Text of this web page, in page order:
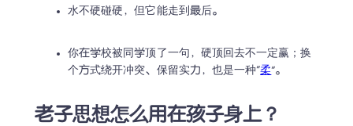
水不硬碰硬，但它能走到最后。
你在学校被同学顶了一句，硬顶回去不一定赢；换
个方式绕开冲突、保留实力，也是一种“柔”。
老子思想怎么用在孩子身上？